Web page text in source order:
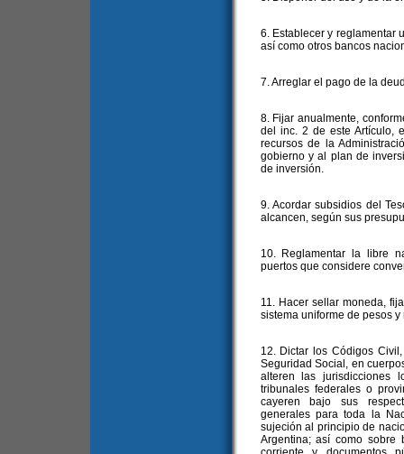
6. Establecer y reglamentar
así como otros bancos
7. Arreglar el pago de la
8. Fijar anualmente,
del inc. 2 de este Artículo,
recursos de la
gobierno y al plan de
de inversión.
9. Acordar subsidios del
alcancen, según sus
10. Reglamentar la libre
puertos que considere
11. Hacer sellar moneda,
sistema uniforme de pesos
12. Dictar los Códigos
Seguridad Social, en
alteren las jurisdicciones
tribunales federales o
cayeren bajo sus
generales para toda la
sujeción al principio de
Argentina; así como sobre